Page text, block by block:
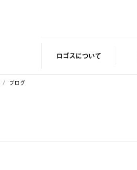
ロゴスについて
ブログ